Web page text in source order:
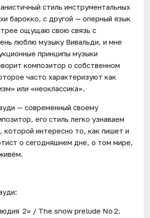
стиль инструментальных
барокко, с другой — оперный язык
ощущаю свою связь с
люблю музыку Вивальди, и мне
принципы музыки
композитор о собственном
часто характеризуют как
или «неоклассика».
— современный своему
его стиль легко узнаваем
которой интересно то, как пишет и
о сегодняшнем дне, о том мире,
2» / The snow prelude No 2;